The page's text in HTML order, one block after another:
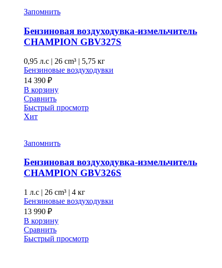
Запомнить
Бензиновая воздуходувка-измельчитель
CHAMPION GBV327S
0,95 л.с | 26 cm³ | 5,75 кг
Бензиновые воздуходувки
14 390 ₽
В корзину
Сравнить
Быстрый просмотр
Хит
Запомнить
Бензиновая воздуходувка-измельчитель
CHAMPION GВV326S
1 л.с | 26 cm³ | 4 кг
Бензиновые воздуходувки
13 990 ₽
В корзину
Сравнить
Быстрый просмотр